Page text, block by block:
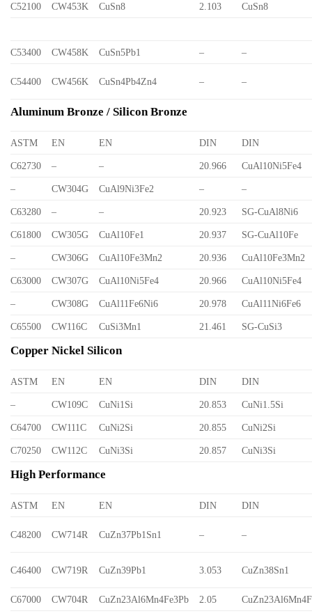
C52100 CW453K CuSn8 2.103 CuSn8
C53400 CW458K CuSn5Pb1 – –
C54400 CW456K CuSn4Pb4Zn4 – –
Aluminum Bronze / Silicon Bronze
ASTM EN EN DIN DIN
C62730 – – 20.966 CuAl10Ni5Fe4
– CW304G CuAl9Ni3Fe2 – –
C63280 – – 20.923 SG-CuAl8Ni6
C61800 CW305G CuAl10Fe1 20.937 SG-CuAl10Fe
– CW306G CuAl10Fe3Mn2 20.936 CuAl10Fe3Mn2
C63000 CW307G CuAl10Ni5Fe4 20.966 CuAl10Ni5Fe4
– CW308G CuAl11Fe6Ni6 20.978 CuAl11Ni6Fe6
C65500 CW116C CuSi3Mn1 21.461 SG-CuSi3
Copper Nickel Silicon
ASTM EN EN DIN DIN
– CW109C CuNi1Si 20.853 CuNi1.5Si
C64700 CW111C CuNi2Si 20.855 CuNi2Si
C70250 CW112C CuNi3Si 20.857 CuNi3Si
High Performance
ASTM EN EN DIN DIN
C48200 CW714R CuZn37Pb1Sn1 – –
C46400 CW719R CuZn39Pb1 3.053 CuZn38Sn1
C67000 CW704R CuZn23Al6Mn4Fe3Pb 2.05